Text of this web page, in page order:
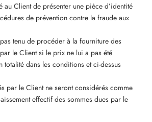
au Client de présenter une pièce d’identité
de prévention contre la fraude aux
tenu de procéder à la fourniture des
le Client si le prix ne lui a pas été
totalité dans les conditions et ci-dessus
par le Client ne seront considérés comme
effectif des sommes dues par le